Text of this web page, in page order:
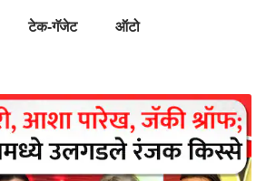
टेक-गॅजेट ऑटो